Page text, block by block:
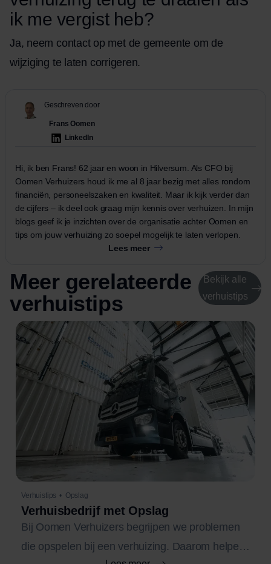
ik me vergist heb?
Ja, neem contact op met de gemeente om de
wijziging te laten corrigeren.
Geschreven door
Frans Oomen
LinkedIn
Hi, ik ben Frans! 62 jaar en woon in Hilversum. Als CFO bij
Oomen Verhuizers houd ik me al 8 jaar bezig met alles rondom
financiën, personeelszaken en kwaliteit. Maar ik kijk verder dan
de cijfers – ik deel ook graag mijn kennis over verhuizen. In mijn
blogs geef ik je inzichten over de organisatie achter Oomen en
tips om jouw verhuizing zo soepel mogelijk te laten verlopen.
Lees meer
Meer gerelateerde
verhuistips
Bekijk alle
verhuistips
Verhuistips • Opslag
Verhuisbedrijf met Opslag
Bij Oomen Verhuizers begrijpen we problemen
die opspelen bij een verhuizing. Daarom helpen